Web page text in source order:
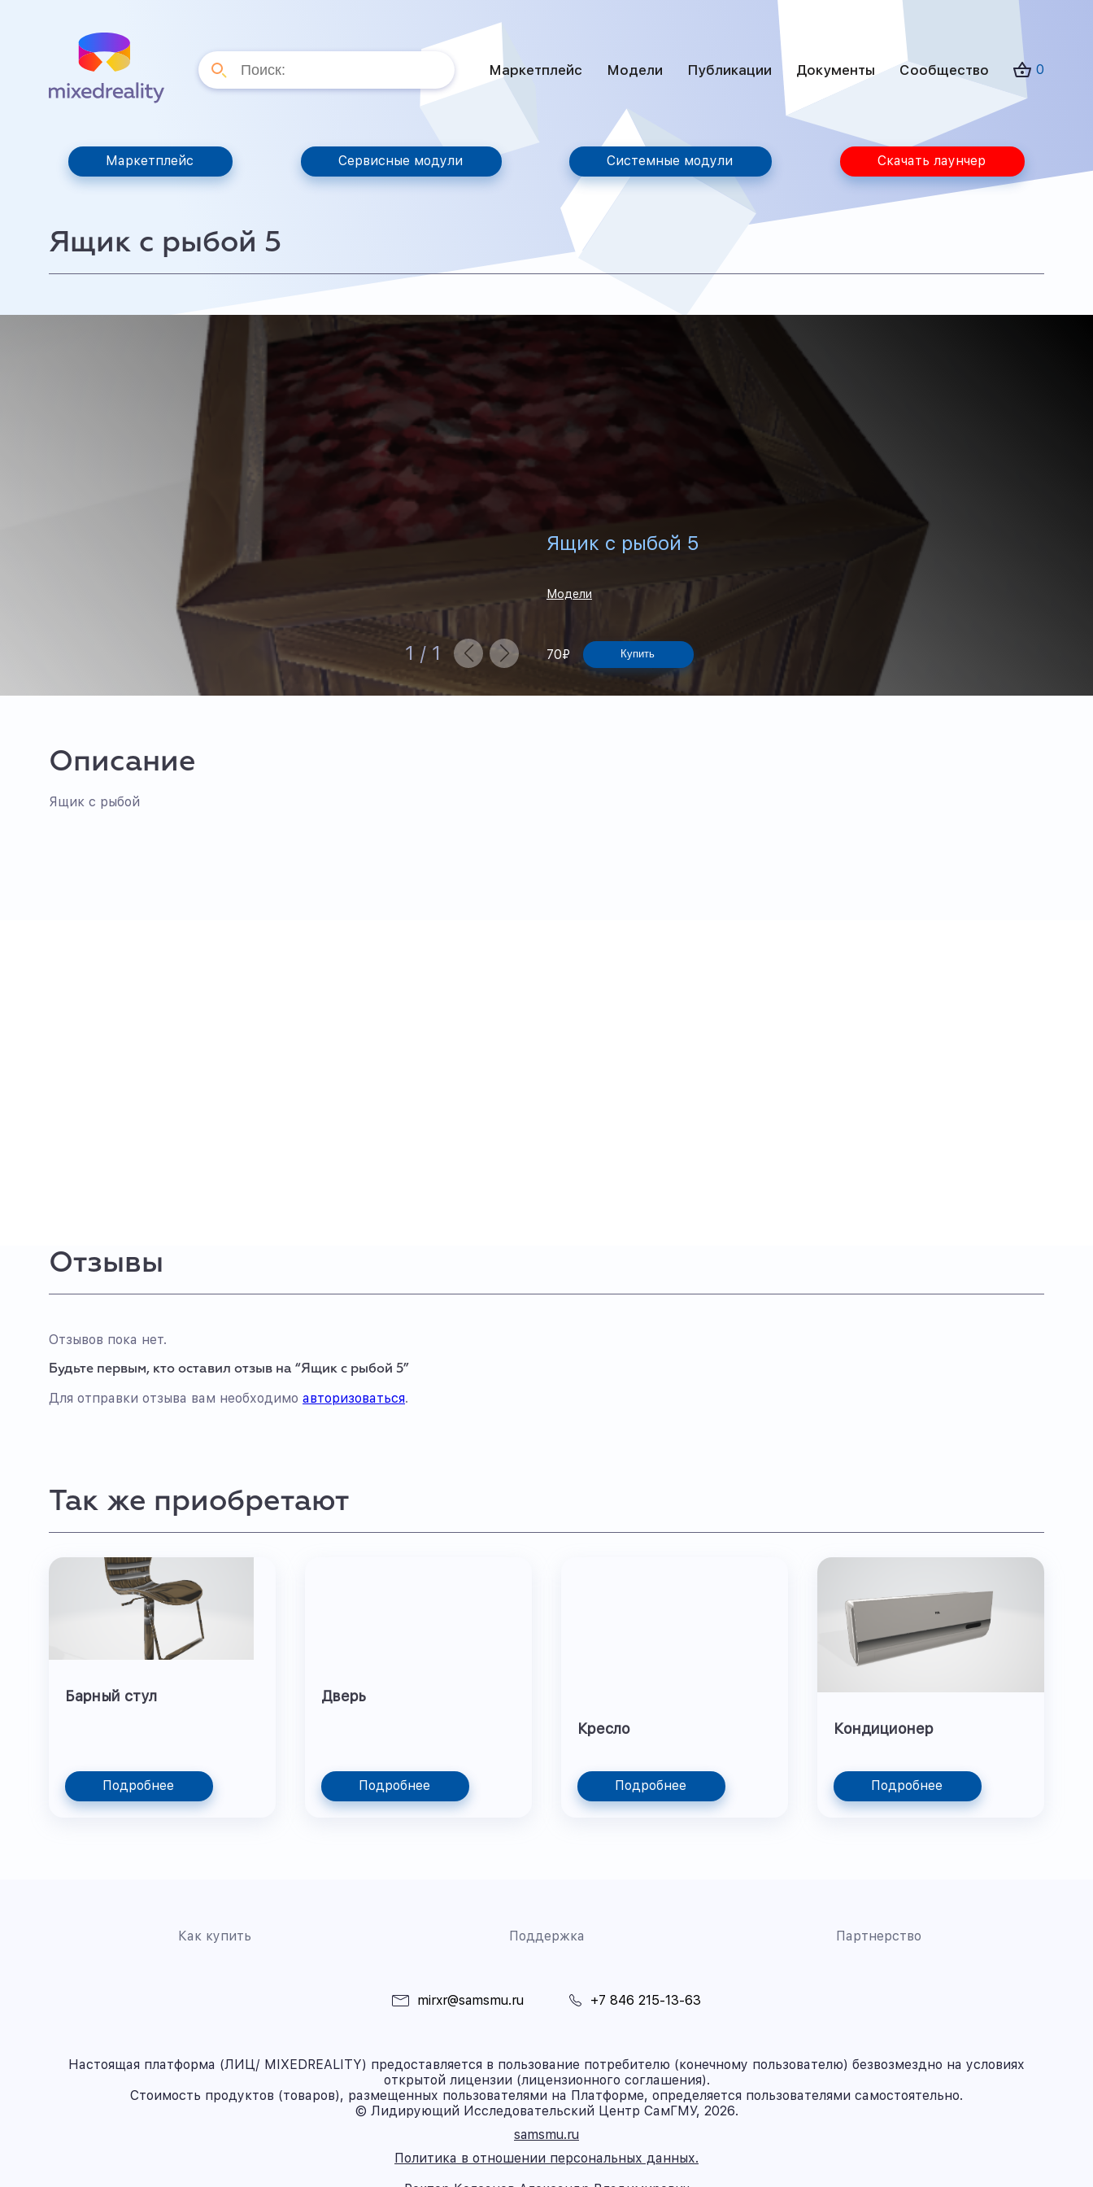
Маркетплейс Модели Публикации Документы Сообщество 0
Маркетплейс Сервисные модули Системные модули Скачать лаунчер
Ящик с рыбой 5
1 / 1
Ящик с рыбой 5
Модели
70₽ Купить
Описание
Ящик с рыбой
Отзывы
Отзывов пока нет.
Будьте первым, кто оставил отзыв на “Ящик с рыбой 5”
Для отправки отзыва вам необходимо авторизоваться.
Так же приобретают
Барный стул
Подробнее
Дверь
Подробнее
Кресло
Подробнее
Кондиционер
Подробнее
Как купить Поддержка Партнерство
mirxr@samsmu.ru +7 846 215-13-63
Настоящая платформа (ЛИЦ/ MIXEDREALITY) предоставляется в пользование потребителю (конечному пользователю) безвозмездно на условиях
открытой лицензии (лицензионного соглашения).
Стоимость продуктов (товаров), размещенных пользователями на Платформе, определяется пользователями самостоятельно.
© Лидирующий Исследовательский Центр СамГМУ, 2026.
samsmu.ru
Политика в отношении персональных данных.